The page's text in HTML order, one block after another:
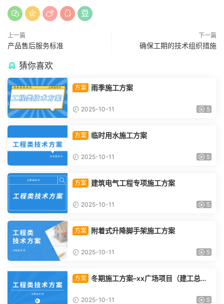
上一篇
产品售后服务标准
下一篇
确保工期的技术组织措施
猜你喜欢
方案 雨季施工方案
2025-10-11 5
方案 临时用水施工方案
2025-10-11 5
方案 建筑电气工程专项施工方案
2025-10-11 5
方案 附着式升降脚手架施工方案
2025-10-11 5
方案 冬期施工方案–xx广场项目（建工总承
2025-10-11 5